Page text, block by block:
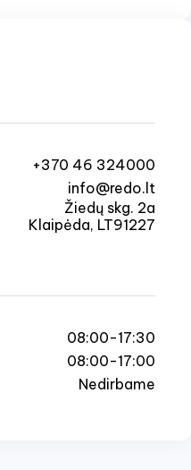
+370 46 324000
info@redo.lt
Žiedų skg. 2a
Klaipėda, LT91227
08:00-17:30
08:00-17:00
Nedirbame